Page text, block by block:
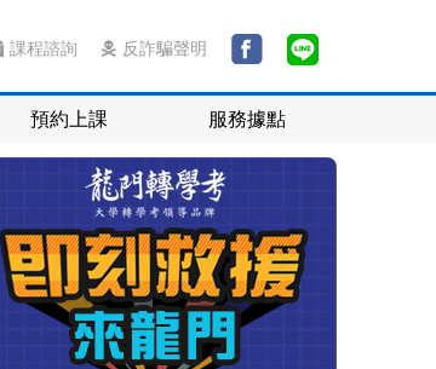
課程諮詢 反詐騙聲明
預約上課 服務據點